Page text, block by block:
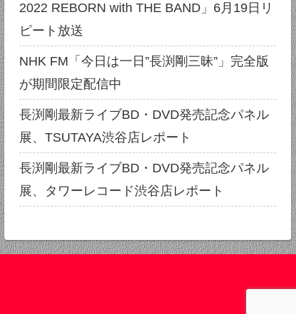
2022 REBORN with THE BAND」6月19日リ
ピート放送
NHK FM「今日は一日”長渕剛三昧”」完全版
が期間限定配信中
長渕剛最新ライブBD・DVD発売記念パネル
展、TSUTAYA渋谷店レポート
長渕剛最新ライブBD・DVD発売記念パネル
展、タワーレコード渋谷店レポート